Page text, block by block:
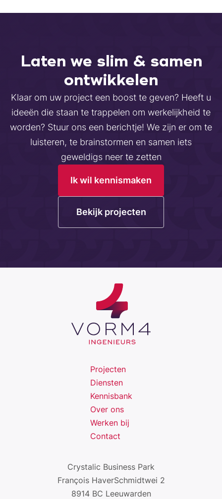
Laten we slim & samen
ontwikkelen
Klaar om uw project een boost te geven? Heeft u
ideeën die staan te trappelen om werkelijkheid te
worden? Stuur ons een berichtje! We zijn er om te
luisteren, te brainstormen en samen iets
geweldigs neer te zetten
Ik wil kennismaken
Bekijk projecten
Projecten
Diensten
Kennisbank
Over ons
Werken bij
Contact
Crystalic Business Park
François HaverSchmidtwei 2
8914 BC Leeuwarden